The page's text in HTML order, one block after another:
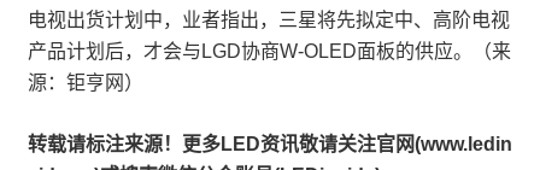
电视出货计划中，业者指出，三星将先拟定中、高阶电视
产品计划后，才会与LGD协商W-OLED面板的供应。（来
源：钜亨网）
转载请标注来源！更多LED资讯敬请关注官网(www.ledin